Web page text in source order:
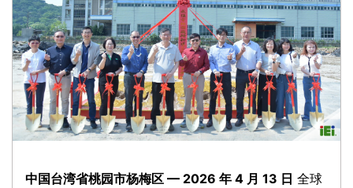
中国台湾省桃园市杨梅区 — 2026 年 4 月 13 日 全球